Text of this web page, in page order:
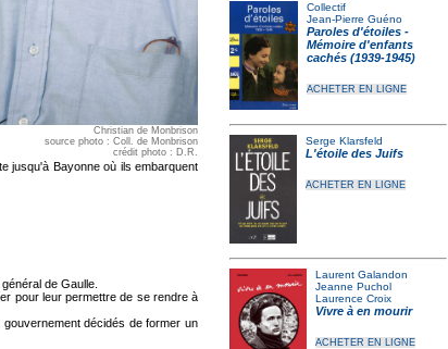
Collectif
Jean-Pierre Guéno
Paroles d'étoiles -
Mémoire d'enfants
cachés (1939-1945)
ACHETER EN LIGNE
Serge Klarsfeld
L'étoile des Juifs
ACHETER EN LIGNE
Laurent Galandon
Jeanne Puchol
Laurence Croix
Vivre à en mourir
ACHETER EN LIGNE
Christian de Monbrison
source photo : Coll. de Monbrison
crédit photo : D.R.
jusqu'à Bayonne où ils embarquent
de Gaulle.
pour leur permettre de se rendre à
décidés de former un